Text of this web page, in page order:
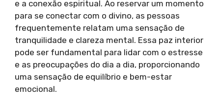
e a conexão espiritual. Ao reservar um momento
para se conectar com o divino, as pessoas
frequentemente relatam uma sensação de
tranquilidade e clareza mental. Essa paz interior
pode ser fundamental para lidar com o estresse
e as preocupações do dia a dia, proporcionando
uma sensação de equilíbrio e bem-estar
emocional.